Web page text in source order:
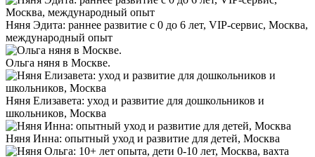
Няня Эдита: раннее развитие с 0 до 6 лет, VIP-сервис, Москва,
международный опыт
Ольга няня в Москве.
Няня Елизавета: уход и развитие для дошкольников и
школьников, Москва
Няня Инна: опытный уход и развитие для детей, Москва